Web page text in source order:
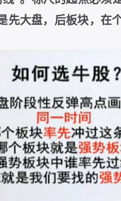
先大盘，后板块，在